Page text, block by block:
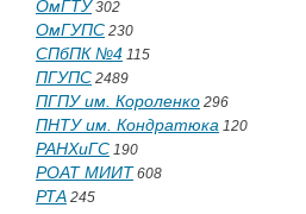
ОмГТУ302
ОмГУПС 230
СПбПК №4 115
ПГУПС 2489
ПГПУ им. Короленко 296
ПНТУ им. Кондратюка 120
РАНХиГС 190
РОАТ МИИТ 608
РТА 245